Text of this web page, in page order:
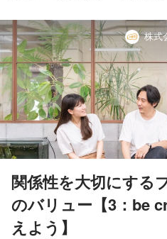
株式
関係性を大切にする
のバリュー【3：be
えよう】